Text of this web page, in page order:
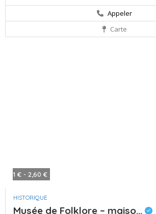
Appeler
Carte
1 € - 2,60 €
HISTORIQUE
Musée de Folklore – maiso...